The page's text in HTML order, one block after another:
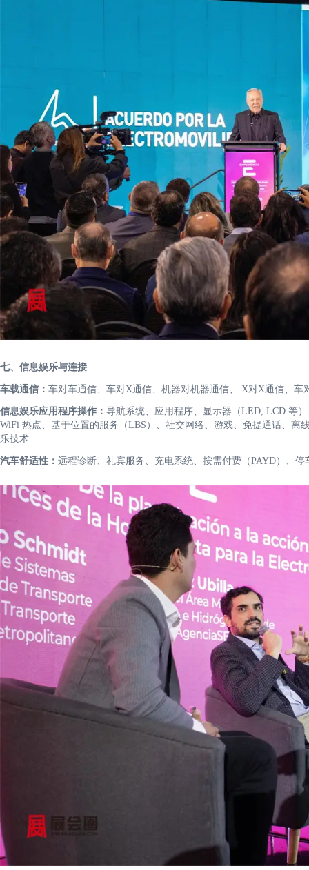
七、信息娱乐与连接
车载通信： 车对车通信、车对X通信、机器对机器通信、 X对X通信、车
信息娱乐应用程序操作： 导航系统、应用程序、显示器（LED, LCD 等
WiFi 热点、基于位置的服务（LBS）、社交网络、游戏、免提通话、离
乐技术
汽车舒适性： 远程诊断、礼宾服务、充电系统、按需付费（PAYD）、